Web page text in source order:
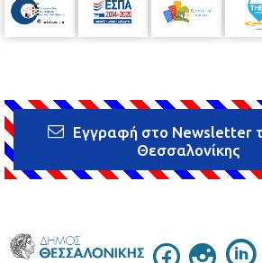
Εγγραφή στο Newsletter
Θεσσαλονίκης